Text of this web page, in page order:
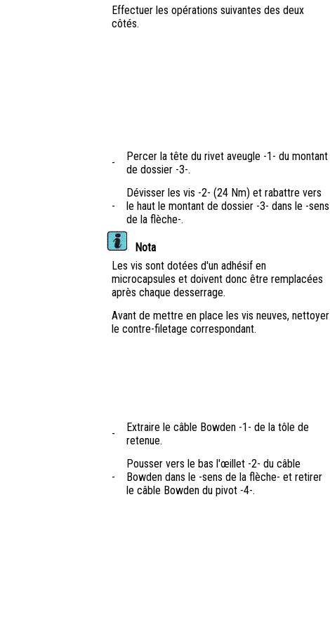
Effectuer les opérations suivantes des deux
côtés.
-
Percer la tête du rivet aveugle -1- du montant
de dossier -3-.
-
Dévisser les vis -2- (24 Nm) et rabattre vers
le haut le montant de dossier -3- dans le -sens
de la flèche-.
Nota
Les vis sont dotées d'un adhésif en
microcapsules et doivent donc être remplacées
après chaque desserrage.
Avant de mettre en place les vis neuves, nettoyer
le contre-filetage correspondant.
-
Extraire le câble Bowden -1- de la tôle de
retenue.
-
Pousser vers le bas l'œillet -2- du câble
Bowden dans le -sens de la flèche- et retirer
le câble Bowden du pivot -4-.